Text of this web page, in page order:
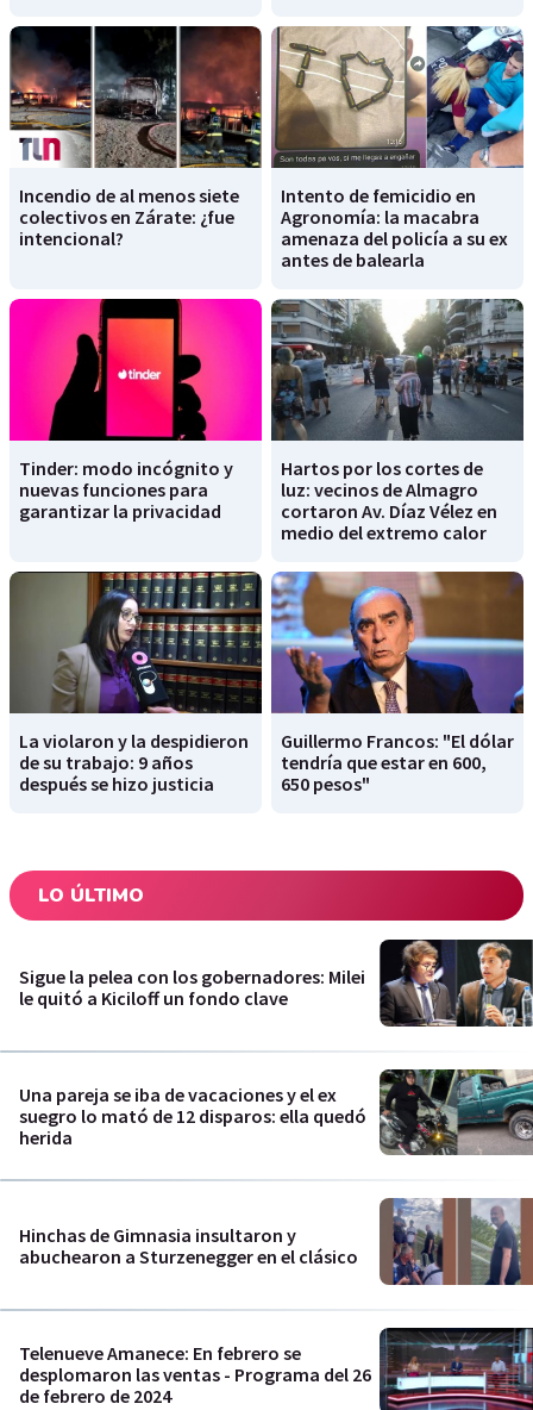
Incendio de al menos siete
colectivos en Zárate: ¿fue
intencional?
Intento de femicidio en
Agronomía: la macabra
amenaza del policía a su ex
antes de balearla
Tinder: modo incógnito y
nuevas funciones para
garantizar la privacidad
Hartos por los cortes de
luz: vecinos de Almagro
cortaron Av. Díaz Vélez en
medio del extremo calor
La violaron y la despidieron
de su trabajo: 9 años
después se hizo justicia
Guillermo Francos: "El dólar
tendría que estar en 600,
650 pesos"
LO ÚLTIMO
Sigue la pelea con los gobernadores: Milei
le quitó a Kiciloff un fondo clave
Una pareja se iba de vacaciones y el ex
suegro lo mató de 12 disparos: ella quedó
herida
Hinchas de Gimnasia insultaron y
abuchearon a Sturzenegger en el clásico
Telenueve Amanece: En febrero se
desplomaron las ventas - Programa del 26
de febrero de 2024